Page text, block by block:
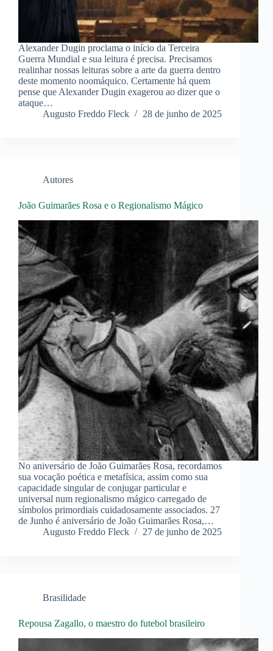
Alexander Dugin proclama o início da Terceira
Guerra Mundial e sua leitura é precisa. Precisamos
realinhar nossas leituras sobre a arte da guerra dentro
deste momento noomáquico. Certamente há quem
pense que Alexander Dugin exagerou ao dizer que o
ataque…
Augusto Freddo Fleck
28 de junho de 2025
Autores
João Guimarães Rosa e o Regionalismo Mágico
No aniversário de João Guimarães Rosa, recordamos
sua vocação poética e metafísica, assim como sua
capacidade singular de conjugar particular e
universal num regionalismo mágico carregado de
símbolos primordiais cuidadosamente associados. 27
de Junho é aniversário de João Guimarães Rosa,…
Augusto Freddo Fleck
27 de junho de 2025
Brasilidade
Repousa Zagallo, o maestro do futebol brasileiro